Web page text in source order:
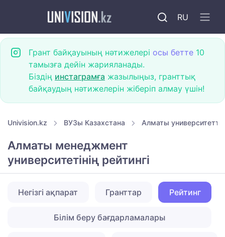
RU
Грант байқауының нәтижелері осы бетте 10
тамызға дейін жарияланады.
Біздің инстаграмға жазылыңыз, гранттық
байқаудың нәтижелерін жіберіп алмау үшін!
Univision.kz ВУЗы Казахстана Алматы
Алматы менеджмент
университетінің рейтингі
Негізгі ақпарат Гранттар Рейтинг
Білім беру бағдарламалары